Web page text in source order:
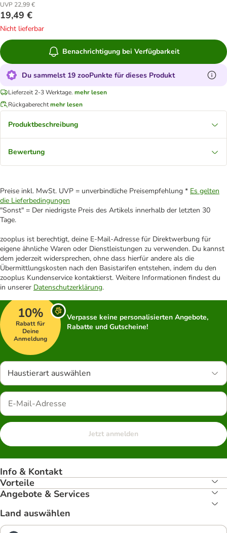
UVP 22,99 €
19,49 €
Nicht lieferbar
Benachrichtigung bei Verfügbarkeit
Du sammelst 19 zooPunkte für dieses Produkt
Lieferzeit 2-3 Werktage. mehr lesen
Rückgaberechtmehr lesen
Produktbeschreibung
Bewertung
Preise inkl. MwSt. UVP = unverbindliche Preisempfehlung * Es gelten
die Lieferbedingungen
"Sonst" = Der niedrigste Preis des Artikels innerhalb der letzten 30
Tage.
zooplus ist berechtigt, deine E-Mail-Adresse für Direktwerbung für
eigene ähnliche Waren oder Dienstleistungen zu verwenden. Du kannst
dem jederzeit widersprechen, ohne dass hierfür andere als die
Übermittlungskosten nach den Basistarifen entstehen, indem du den
zooplus Kundenservice kontaktierst. Weitere Informationen findest du
in unserer Datenschutzerklärung.
10%
Rabatt für
Deine
Anmeldung
Verpasse keine personalisierten Angebote,
Rabatte und Gutscheine!
Haustierart auswählen
Jetzt anmelden
Info & Kontakt
Vorteile
Angebote & Services
Land auswählen